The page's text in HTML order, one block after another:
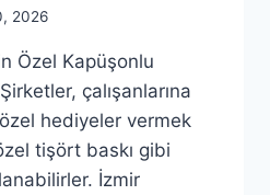
2026
Özel Kapüşonlu
çalışanlarına
hediyeler vermek
tişört baskı gibi
İzmir